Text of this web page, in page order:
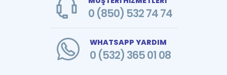
0 (850) 532 74 74
WHATSAPP YARDIM
0 (532) 365 01 08